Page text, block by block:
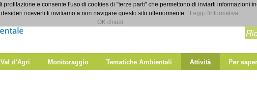
d'Agri Monitoraggio Tematiche Ambientali Attività Per
profilazione e consente l'uso di cookies di "terze parti" che permettono di inviarti informazioni
riceverli ti invitiamo a non navigare questo sito ulteriormente.
Leggi l'informativa.
OK chiudi